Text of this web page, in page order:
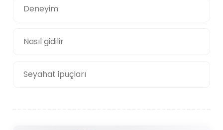
Deneyim
Nasıl gidilir
Seyahat ipuçları